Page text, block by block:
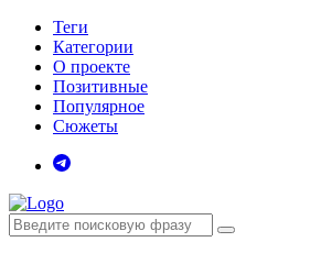
Теги
Категории
О проекте
Позитивные
Популярное
Сюжеты